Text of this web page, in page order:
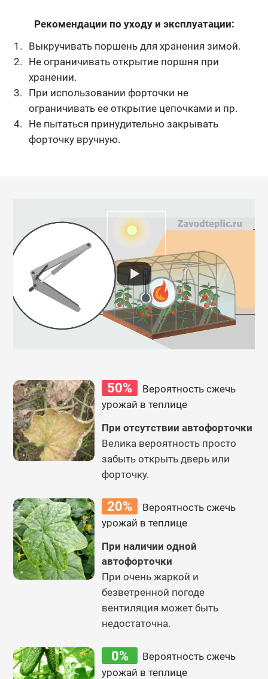
Рекомендации по уходу и эксплуатации:
Выкручивать поршень для хранения зимой.
Не ограничивать открытие поршня при
хранении.
При использовании форточки не
ограничивать ее открытие цепочками и пр.
Не пытаться принудительно закрывать
форточку вручную.
50%
Вероятность сжечь
урожай в теплице
При отсутствии автофорточки
Велика вероятность просто
забыть открыть дверь или
форточку.
20%
Вероятность сжечь
урожай в теплице
При наличии одной
автофорточки
При очень жаркой и
безветренной погоде
вентиляция может быть
недостаточна.
0%
Вероятность сжечь
урожай в теплице